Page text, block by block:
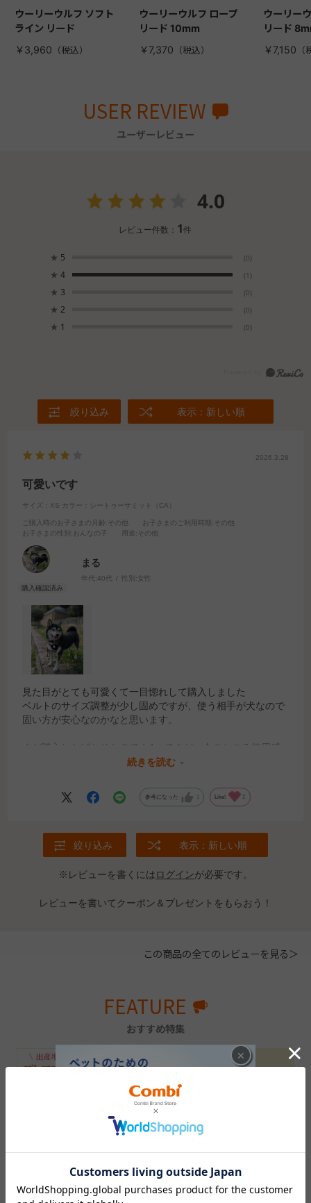
ウーリーウルフ ソフト
ライン リード
￥3,960
ウーリーウルフ ロープ
リード 10mm
￥7,370
ウーリー
リード
￥7,150
USER REVIEW
ユーザーレビュー
4.0
レビュー件数： 1件
★ 5 (0)
★ 4 (1)
★ 3 (0)
★ 2 (0)
★ 1 (0)
絞り込み 表示：新しい順
2026.3.28
可愛いです
サイズ：XS カラー：シートゥーサミット（CA）
ご購入時のお子さまの月齢 :その他 お子さまのご利用時期 :その他
お子さまの性別 :おんなの子 用途 :その他
まる
年代:40代 性別: 女性
見た目がとても可愛くて一目惚れして購入しました
ベルトのサイズ調整が少し固めですが、使う相手が犬なので
固い方が安心なのかなと思います。
まだ購入したばかりなので★4つですが、今のところ使用感
続きを読む
参考になった Like! 2
絞り込み 表示：新しい順
※レビューを書くには ログインが必要です。
レビューを書いてクーポン＆プレゼントをもらおう！
この商品の全てのレビューを見る＞
FEATURE
おすすめ特集
出産準備を学べるイベント
メッセージと一緒にメールや
×